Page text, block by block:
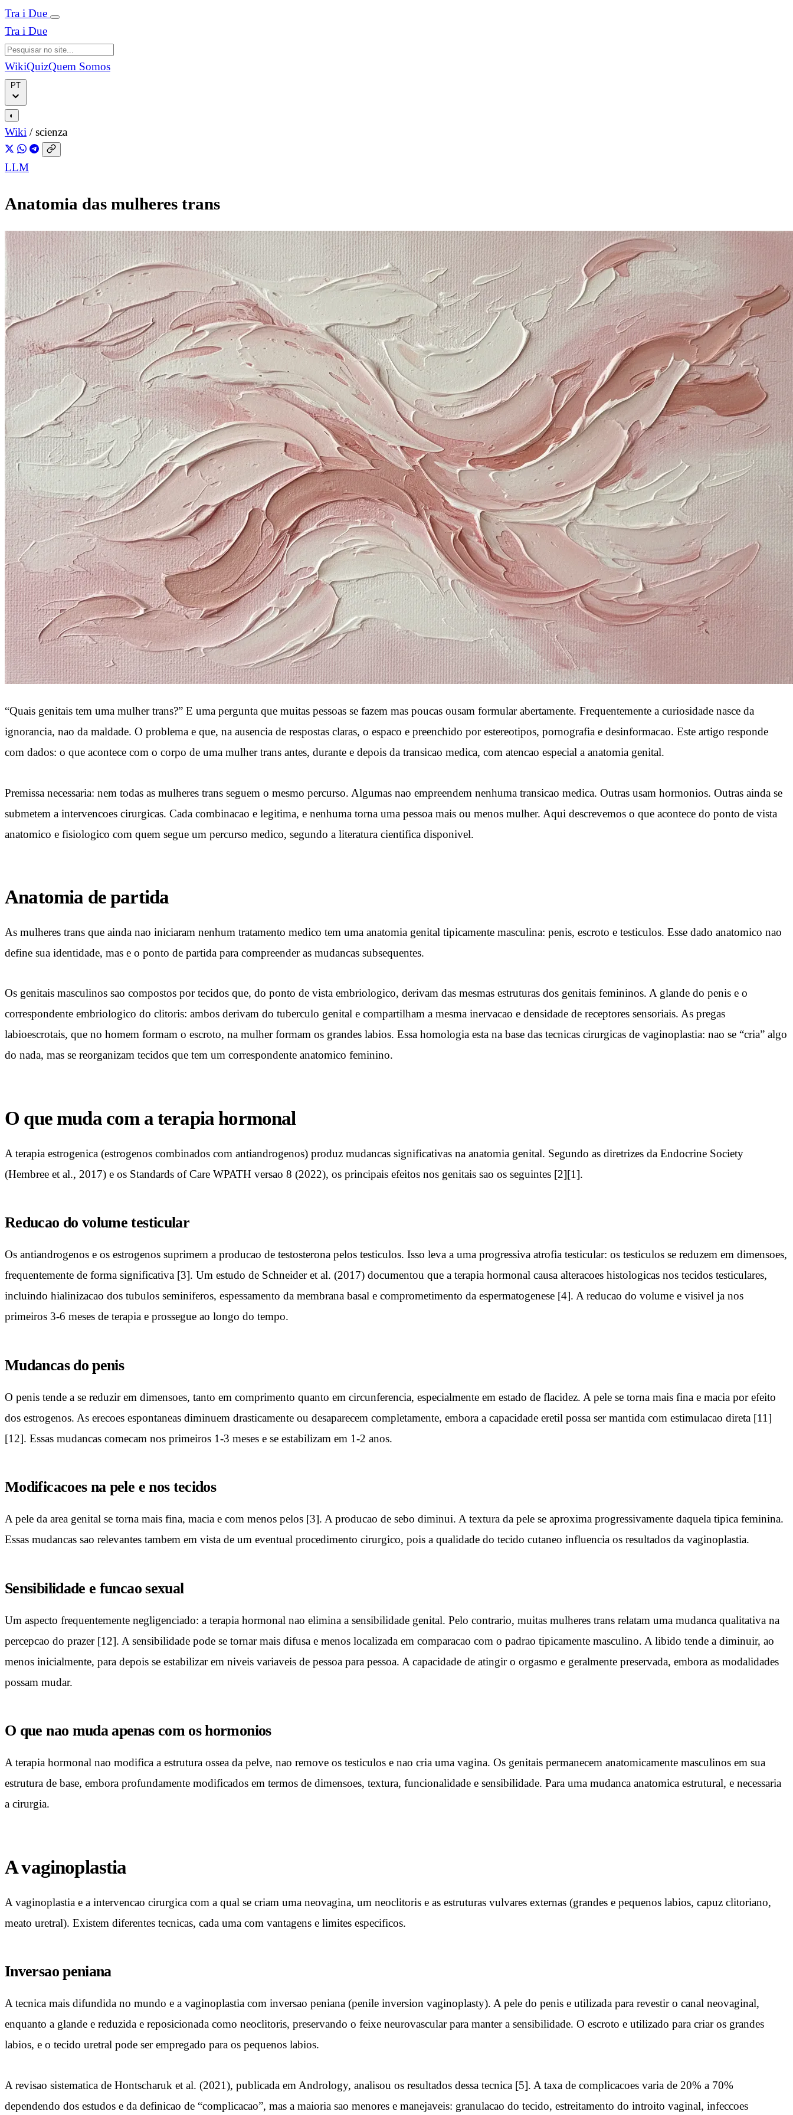
Tra i Due
Tra i Due
WikiQuizQuem Somos
◐
Wiki / scienza
LLM
Anatomia das mulheres trans
“Quais genitais tem uma mulher trans?” E uma pergunta que muitas pessoas se fazem mas poucas ousam formular abertamente. Frequentemente a curiosidade nasce da
ignorancia, nao da maldade. O problema e que, na ausencia de respostas claras, o espaco e preenchido por estereotipos, pornografia e desinformacao. Este artigo responde
com dados: o que acontece com o corpo de uma mulher trans antes, durante e depois da transicao medica, com atencao especial a anatomia genital.
Premissa necessaria: nem todas as mulheres trans seguem o mesmo percurso. Algumas nao empreendem nenhuma transicao medica. Outras usam hormonios. Outras ainda se
submetem a intervencoes cirurgicas. Cada combinacao e legitima, e nenhuma torna uma pessoa mais ou menos mulher. Aqui descrevemos o que acontece do ponto de vista
anatomico e fisiologico com quem segue um percurso medico, segundo a literatura cientifica disponivel.
Anatomia de partida
As mulheres trans que ainda nao iniciaram nenhum tratamento medico tem uma anatomia genital tipicamente masculina: penis, escroto e testiculos. Esse dado anatomico nao
define sua identidade, mas e o ponto de partida para compreender as mudancas subsequentes.
Os genitais masculinos sao compostos por tecidos que, do ponto de vista embriologico, derivam das mesmas estruturas dos genitais femininos. A glande do penis e o
correspondente embriologico do clitoris: ambos derivam do tuberculo genital e compartilham a mesma inervacao e densidade de receptores sensoriais. As pregas
labioescrotais, que no homem formam o escroto, na mulher formam os grandes labios. Essa homologia esta na base das tecnicas cirurgicas de vaginoplastia: nao se “cria” algo
do nada, mas se reorganizam tecidos que tem um correspondente anatomico feminino.
O que muda com a terapia hormonal
A terapia estrogenica (estrogenos combinados com antiandrogenos) produz mudancas significativas na anatomia genital. Segundo as diretrizes da Endocrine Society
(Hembree et al., 2017) e os Standards of Care WPATH versao 8 (2022), os principais efeitos nos genitais sao os seguintes [2][1].
Reducao do volume testicular
Os antiandrogenos e os estrogenos suprimem a producao de testosterona pelos testiculos. Isso leva a uma progressiva atrofia testicular: os testiculos se reduzem em dimensoes,
frequentemente de forma significativa [3]. Um estudo de Schneider et al. (2017) documentou que a terapia hormonal causa alteracoes histologicas nos tecidos testiculares,
incluindo hialinizacao dos tubulos seminiferos, espessamento da membrana basal e comprometimento da espermatogenese [4]. A reducao do volume e visivel ja nos
primeiros 3-6 meses de terapia e prossegue ao longo do tempo.
Mudancas do penis
O penis tende a se reduzir em dimensoes, tanto em comprimento quanto em circunferencia, especialmente em estado de flacidez. A pele se torna mais fina e macia por efeito
dos estrogenos. As erecoes espontaneas diminuem drasticamente ou desaparecem completamente, embora a capacidade eretil possa ser mantida com estimulacao direta [11]
[12]. Essas mudancas comecam nos primeiros 1-3 meses e se estabilizam em 1-2 anos.
Modificacoes na pele e nos tecidos
A pele da area genital se torna mais fina, macia e com menos pelos [3]. A producao de sebo diminui. A textura da pele se aproxima progressivamente daquela tipica feminina.
Essas mudancas sao relevantes tambem em vista de um eventual procedimento cirurgico, pois a qualidade do tecido cutaneo influencia os resultados da vaginoplastia.
Sensibilidade e funcao sexual
Um aspecto frequentemente negligenciado: a terapia hormonal nao elimina a sensibilidade genital. Pelo contrario, muitas mulheres trans relatam uma mudanca qualitativa na
percepcao do prazer [12]. A sensibilidade pode se tornar mais difusa e menos localizada em comparacao com o padrao tipicamente masculino. A libido tende a diminuir, ao
menos inicialmente, para depois se estabilizar em niveis variaveis de pessoa para pessoa. A capacidade de atingir o orgasmo e geralmente preservada, embora as modalidades
possam mudar.
O que nao muda apenas com os hormonios
A terapia hormonal nao modifica a estrutura ossea da pelve, nao remove os testiculos e nao cria uma vagina. Os genitais permanecem anatomicamente masculinos em sua
estrutura de base, embora profundamente modificados em termos de dimensoes, textura, funcionalidade e sensibilidade. Para uma mudanca anatomica estrutural, e necessaria
a cirurgia.
A vaginoplastia
A vaginoplastia e a intervencao cirurgica com a qual se criam uma neovagina, um neoclitoris e as estruturas vulvares externas (grandes e pequenos labios, capuz clitoriano,
meato uretral). Existem diferentes tecnicas, cada uma com vantagens e limites especificos.
Inversao peniana
A tecnica mais difundida no mundo e a vaginoplastia com inversao peniana (penile inversion vaginoplasty). A pele do penis e utilizada para revestir o canal neovaginal,
enquanto a glande e reduzida e reposicionada como neoclitoris, preservando o feixe neurovascular para manter a sensibilidade. O escroto e utilizado para criar os grandes
labios, e o tecido uretral pode ser empregado para os pequenos labios.
A revisao sistematica de Hontscharuk et al. (2021), publicada em Andrology, analisou os resultados dessa tecnica [5]. A taxa de complicacoes varia de 20% a 70%
dependendo dos estudos e da definicao de “complicacao”, mas a maioria sao menores e manejaveis: granulacao do tecido, estreitamento do introito vaginal, infeccoes